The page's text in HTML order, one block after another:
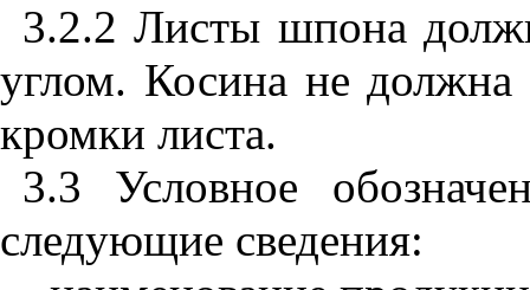
3.2.2 Листы шпона
углом. Косина не должна
кромки листа.
3.3 Условное
следующие сведения: